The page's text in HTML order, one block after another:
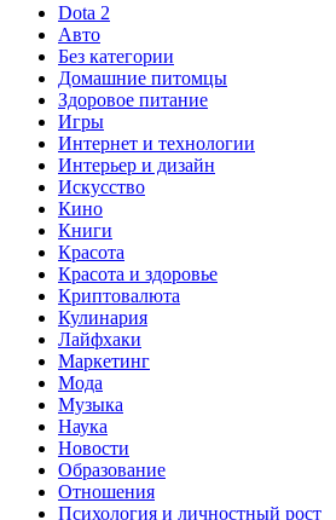
Dota 2
Авто
Без категории
Домашние питомцы
Здоровое питание
Игры
Интернет и технологии
Интерьер и дизайн
Искусство
Кино
Книги
Красота
Красота и здоровье
Криптовалюта
Кулинария
Лайфхаки
Маркетинг
Мода
Музыка
Наука
Новости
Образование
Отношения
Психология и личностный рост